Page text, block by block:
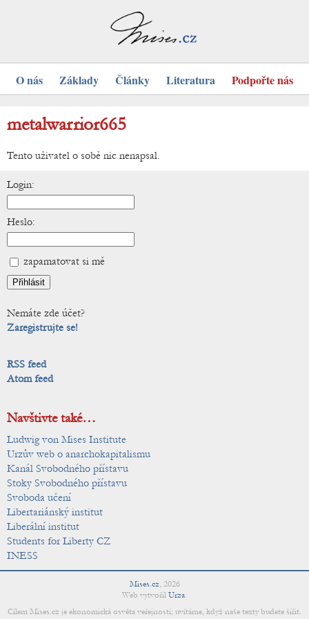
O nás Základy Články Literatura Podpořte nás
metalwarrior665
Tento uživatel o sobě nic nenapsal.
Login:
Heslo:
zapamatovat si mě
Nemáte zde účet?
Zaregistrujte se!
RSS feed
Atom feed
Navštivte také…
Ludwig von Mises Institute
Urzův web o anarchokapitalismu
Kanál Svobodného přístavu
Stoky Svobodného přístavu
Svoboda učení
Libertariánský institut
Liberální institut
Students for Liberty CZ
INESS
Mises.cz, 2026
Web vytvořil Urza.
Cílem Mises.cz je ekonomická osvěta veřejnosti; uvítáme, když naše texty budete šířit.